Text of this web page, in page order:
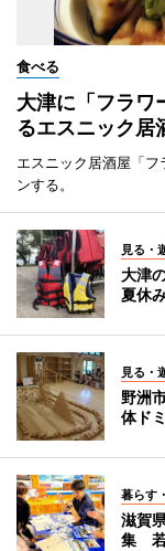
食べる
大津に「フラ
るエスニック居
エスニック居酒屋「
ンする。
見る・
大津
夏休
見る・
野洲
体ド
暮らす
滋賀
集 若